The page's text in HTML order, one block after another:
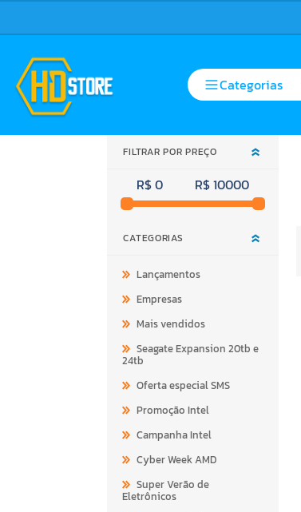
Categorias
FILTRAR POR PREÇO
R$ 0 R$ 10000
CATEGORIAS
Lançamentos
Empresas
Mais vendidos
Seagate Expansion 20tb e
24tb
Oferta especial SMS
Promoção Intel
Campanha Intel
Cyber Week AMD
Super Verão de
Eletrônicos